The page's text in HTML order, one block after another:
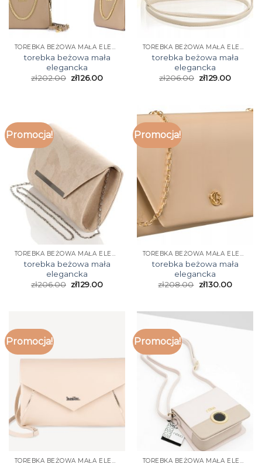
TOREBKA BEŻOWA MAŁA ELEGANCKA
torebka beżowa mała
elegancka
zł202.00 zł126.00
TOREBKA BEŻOWA MAŁA ELEGANCKA
torebka beżowa mała
elegancka
zł206.00 zł129.00
Promocja!
TOREBKA BEŻOWA MAŁA ELEGANCKA
torebka beżowa mała
elegancka
zł206.00 zł129.00
Promocja!
TOREBKA BEŻOWA MAŁA ELEGANCKA
torebka beżowa mała
elegancka
zł208.00 zł130.00
Promocja! Promocja!